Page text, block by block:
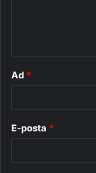
Ad *
E-posta *